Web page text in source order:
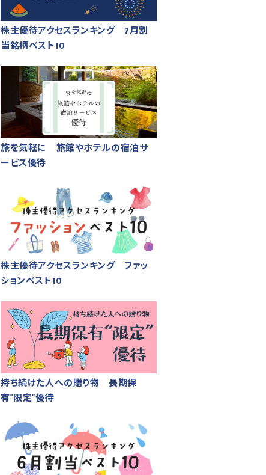
株主優待アクセスランキング 7月割
当銘柄ベスト10
旅を気軽に 旅館やホテルの宿泊サ
ービス優待
株主優待アクセスランキング ファッ
ションベスト10
持ち続けた人への贈り物 長期保
有“限定”優待